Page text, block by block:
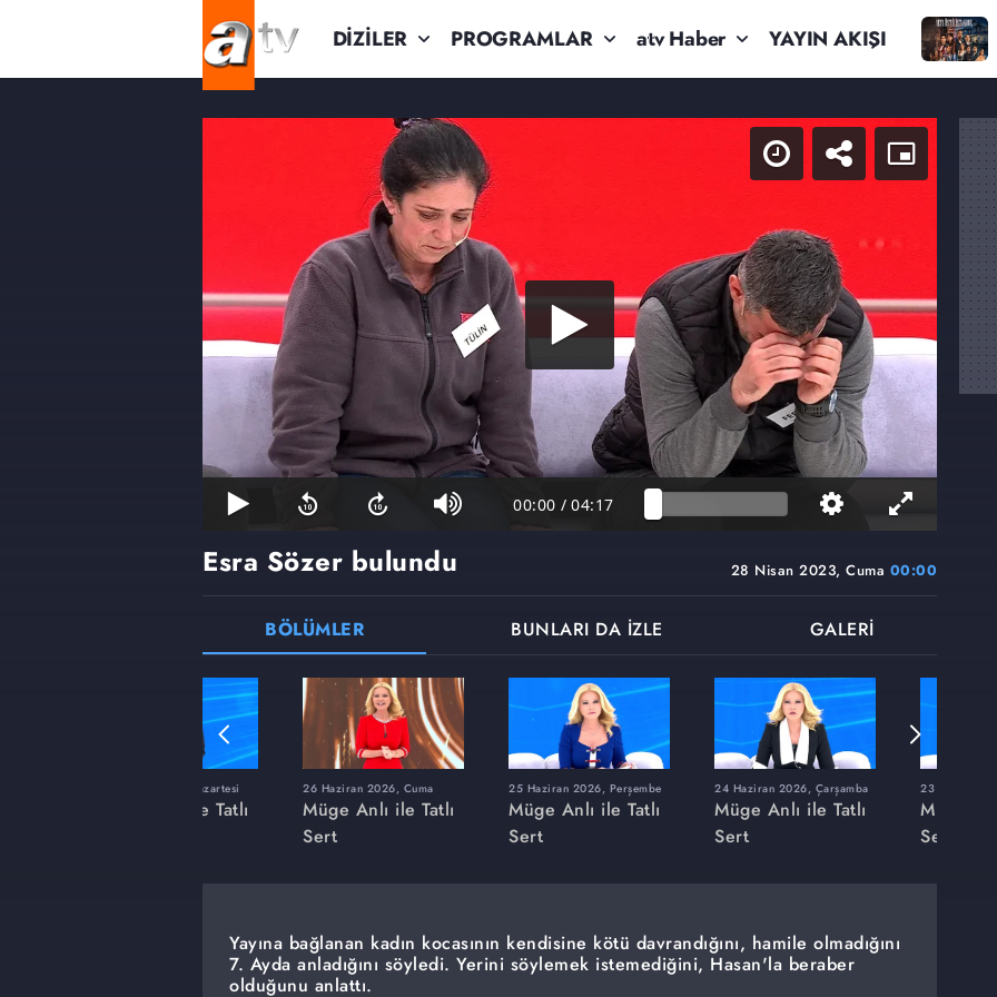
DİZİLER PROGRAMLAR atv Haber YAYIN AKIŞI
00:00 / 04:17
28 Nisan 2023, Cuma 00:00
Esra Sözer bulundu
BÖLÜMLER BUNLARI DA İZLE GALERİ
8 Haziran 2026, Pazartesi
Müge Anlı ile Tatlı
26 Haziran 2026, Cuma
Müge Anlı ile Tatlı
Sert
25 Haziran 2026, Perşembe
Müge Anlı ile Tatlı
Sert
24 Haziran 2026, Çarşamba
Müge Anlı ile Tatlı
Sert
23 Haziran
Müge
Sert
Yayına bağlanan kadın kocasının kendisine kötü davrandığını, hamile olmadığını
7. Ayda anladığını söyledi. Yerini söylemek istemediğini, Hasan'la beraber
olduğunu anlattı.